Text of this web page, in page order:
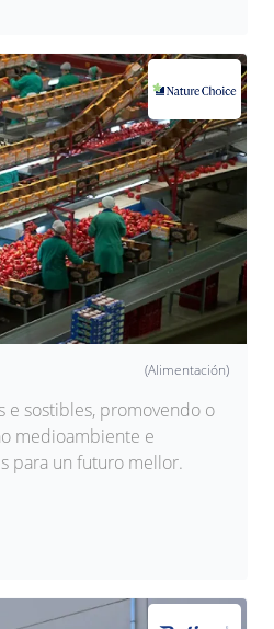
(Alimentación)
e sostibles, promovendo o
medioambiente e
para un futuro mellor.